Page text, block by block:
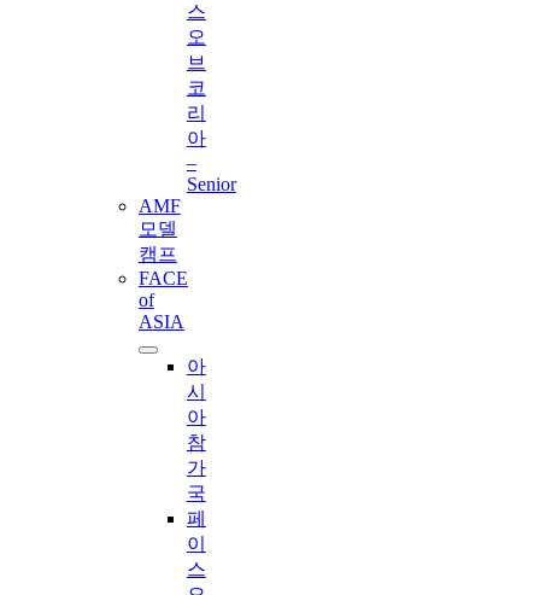
스
오
브
코
리
아
–
Senior
AMF
모델
캠프
FACE
of
ASIA
아
시
아
참
가
국
페
이
스